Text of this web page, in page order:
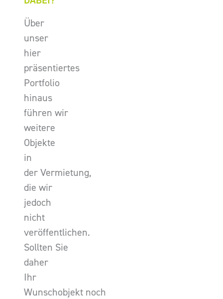
Über
unser
hier
präsentiertes
Portfolio
hinaus
führen wir
weitere
Objekte
in
der Vermietung,
die wir
jedoch
nicht
veröffentlichen.
Sollten Sie
daher
Ihr
Wunschobjekt noch